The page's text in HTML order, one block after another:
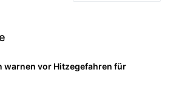
warnen vor Hitzegefahren für